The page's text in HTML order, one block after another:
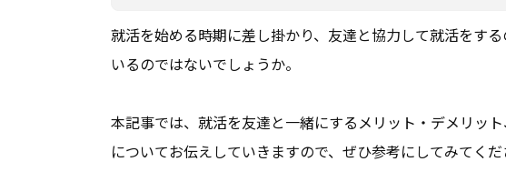
就活を始める時期に差し掛かり、友達と協力して就活をす
いるのではないでしょうか。
本記事では、就活を友達と一緒にするメリット・デメリッ
についてお伝えしていきますので、ぜひ参考にしてみてくだ